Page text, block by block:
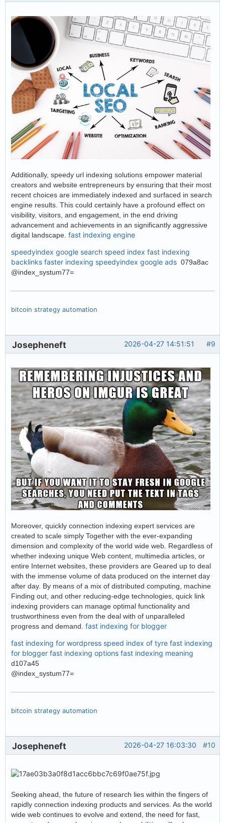
Additionally, speedy url indexing solutions empower material
creators and website entrepreneurs by ensuring that their most
recent choices are immediately indexed and surfaced in search
engine results. This could certainly have a profound effect on
visibility, visitors, and engagement, in the end driving
advancement and achievements in an significantly aggressive
digital landscape. fast indexing engine
speedyindex google search speed index fast indexing
backlinks faster indexing speedyindex google ads 079a8ac
@index_systum77=
bitcoin strategy automation
#9
2026-04-27 14:51:51
Josepheneft
Moreover, quickly connection indexing expert services are
created to scale simply Together with the ever-expanding
dimension and complexity of the world wide web. Regardless of
whether indexing unique Web content, multimedia articles, or
entire Internet websites, these providers are Geared up to deal
with the immense volume of data produced on the internet day
after day. By means of a mix of distributed computing, machine
Finding out, and other reducing-edge technologies, quick link
indexing providers can manage optimal functionality and
trustworthiness even from the deal with of unparalleled
progress and demand. fast indexing for blogger
fast indexing for wordpress speed index of tyre fast indexing
for blogger fast indexing options fast indexing meaning
d107a45
@index_systum77=
bitcoin strategy automation
#10
2026-04-27 16:03:30
Josepheneft
Seeking ahead, the future of research lies within the fingers of
rapidly connection indexing products and services. As the world
wide web continues to evolve and extend, the need for fast,